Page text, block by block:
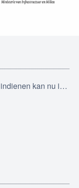
Review en Research papers indienen kan nu in Journal of the European Meteorological Society